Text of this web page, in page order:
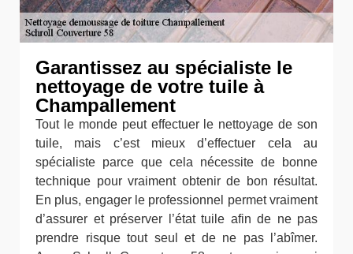
Garantissez au spécialiste le
nettoyage de votre tuile à
Champallement
Tout le monde peut effectuer le nettoyage de son
tuile, mais c’est mieux d’effectuer cela au
spécialiste parce que cela nécessite de bonne
technique pour vraiment obtenir de bon résultat.
En plus, engager le professionnel permet vraiment
d’assurer et préserver l’état tuile afin de ne pas
prendre risque tout seul et de ne pas l’abîmer.